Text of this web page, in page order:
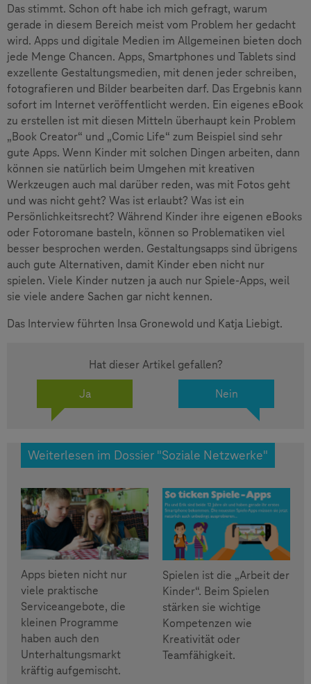
Das stimmt. Schon oft habe ich mich gefragt, warum
gerade in diesem Bereich meist vom Problem her gedacht
wird. Apps und digitale Medien im Allgemeinen bieten doch
jede Menge Chancen. Apps, Smartphones und Tablets sind
exzellente Gestaltungsmedien, mit denen jeder schreiben,
fotografieren und Bilder bearbeiten darf. Das Ergebnis kann
sofort im Internet veröffentlicht werden. Ein eigenes eBook
zu erstellen ist mit diesen Mitteln überhaupt kein Problem
„Book Creator“ und „Comic Life“ zum Beispiel sind sehr
gute Apps. Wenn Kinder mit solchen Dingen arbeiten, dann
können sie natürlich beim Umgehen mit kreativen
Werkzeugen auch mal darüber reden, was mit Fotos geht
und was nicht geht? Was ist erlaubt? Was ist ein
Persönlichkeitsrecht? Während Kinder ihre eigenen eBooks
oder Fotoromane basteln, können so Problematiken viel
besser besprochen werden. Gestaltungsapps sind übrigens
auch gute Alternativen, damit Kinder eben nicht nur
spielen. Viele Kinder nutzen ja auch nur Spiele-Apps, weil
sie viele andere Sachen gar nicht kennen.
Das Interview führten Insa Gronewold und Katja Liebigt.
Hat dieser Artikel gefallen?
Ja
Nein
Weiterlesen im Dossier "Soziale Netzwerke"
Apps bieten nicht nur
viele praktische
Serviceangebote, die
kleinen Programme
haben auch den
Unterhaltungsmarkt
kräftig aufgemischt.
Spielen ist die „Arbeit der
Kinder“. Beim Spielen
stärken sie wichtige
Kompetenzen wie
Kreativität oder
Teamfähigkeit.